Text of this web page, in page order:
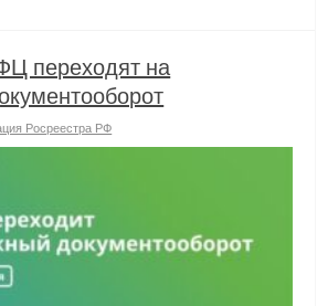
переходят на
Росреестра РФ